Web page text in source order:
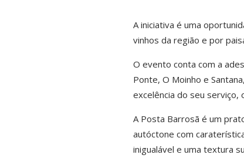
A iniciativa é uma
vinhos da região e por
O evento conta com a
Ponte, O Moinho e
excelência do seu serviço,
A Posta Barrosã é um
autóctone com
inigualável e uma textura